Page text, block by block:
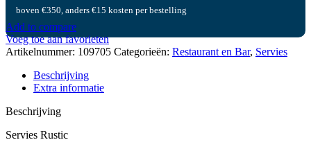
boven €350, anders €15 kosten per bestelling
Add to compare
Voeg toe aan favorieten
Artikelnummer: 109705 Categorieën: Restaurant en Bar, Servies
Beschrijving
Extra informatie
Beschrijving
Servies Rustic